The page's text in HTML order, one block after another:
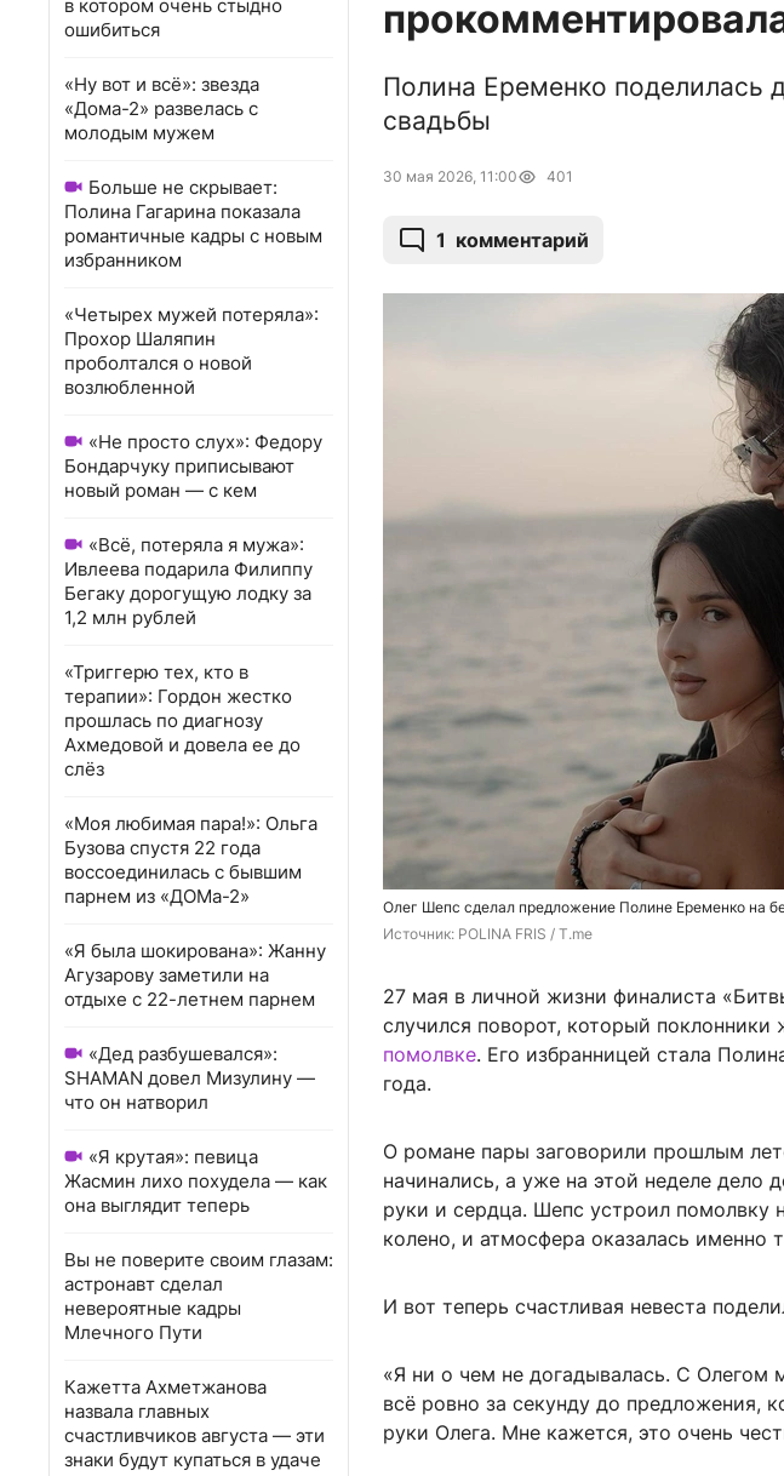
в котором очень стыдно
ошибиться
«Ну вот и всё»: звезда
«Дома-2» развелась с
молодым мужем
Больше не скрывает:
Полина Гагарина показала
романтичные кадры с новым
избранником
«Четырех мужей потеряла»:
Прохор Шаляпин
проболтался о новой
возлюбленной
«Не просто слух»: Федору
Бондарчуку приписывают
новый роман — с кем
«Всё, потеряла я мужа»:
Ивлеева подарила Филиппу
Бегаку дорогущую лодку за
1,2 млн рублей
«Триггерю тех, кто в
терапии»: Гордон жестко
прошлась по диагнозу
Ахмедовой и довела ее до
слёз
«Моя любимая пара!»: Ольга
Бузова спустя 22 года
воссоединилась с бывшим
парнем из «ДОМа-2»
«Я была шокирована»: Жанну
Агузарову заметили на
отдыхе с 22-летнем парнем
«Дед разбушевался»:
SHAMAN довел Мизулину —
что он натворил
«Я крутая»: певица
Жасмин лихо похудела — как
она выглядит теперь
Вы не поверите своим глазам:
астронавт сделал
невероятные кадры
Млечного Пути
Кажетта Ахметжанова
назвала главных
счастливчиков августа — эти
знаки будут купаться в удаче
Полина Еременко поделилась
свадьбы
30 мая 2026, 11:00 401
1 комментарий
Олег Шепс сделал предложение Полине Еременко на
Источник: POLINA FRIS / T.me
27 мая в личной жизни финалиста
случился поворот, который поклонники
помолвке. Его избранницей стала
года.
О романе пары заговорили прошлым
начинались, а уже на этой неделе
руки и сердца. Шепс устроил помолвку
колено, и атмосфера оказалась именно
И вот теперь счастливая невеста
«Я ни о чем не догадывалась. С Олегом
всё ровно за секунду до предложения,
руки Олега. Мне кажется, это очень